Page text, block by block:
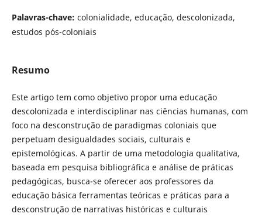
Palavras-chave: colonialidade, educação, descolonizada,
estudos pós-coloniais
Resumo
Este artigo tem como objetivo propor uma educação
descolonizada e interdisciplinar nas ciências humanas, com
foco na desconstrução de paradigmas coloniais que
perpetuam desigualdades sociais, culturais e
epistemológicas. A partir de uma metodologia qualitativa,
baseada em pesquisa bibliográfica e análise de práticas
pedagógicas, busca-se oferecer aos professores da
educação básica ferramentas teóricas e práticas para a
desconstrução de narrativas históricas e culturais